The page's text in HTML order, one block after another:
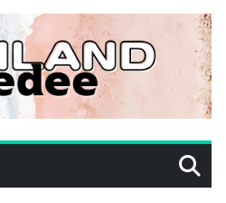
นส์ฟอร์มจากเกมมิ่งโฟน สู่ไลฟ์สไตล์
ญ่ปักหมุดแลนมาร์คใหม่กลางสถานี
จุดเริ่มต้นครั้งสำคัญ
รมสีไทย นิปปอนเพนต์ผนึก 6 พันธ
นำร่องเปิดตัว “NIPPON PAINT
แกรมดูแลคุณภาพฟิล์มสีหลังการขาย
กค้าด้วยผลิตภัณฑ์คุณภาพและ
รบวงจร
มูลนิธิ “เพจอีจัน” ส่งมอบ โรงเรียน
กระทรวงศึกษาธิการ ส่งต่อโอกาส
เศษกว่า 100 คน ใช้เวลา 434 วัน